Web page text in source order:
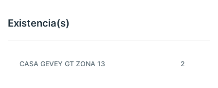
Existencia(s)
CASA GEVEY GT ZONA 13 2